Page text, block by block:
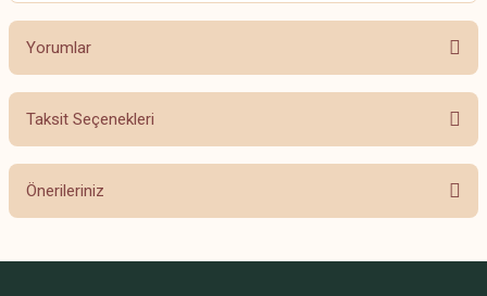
Yorumlar
Bu ürüne ilk yorumu siz yapın!
Taksit Seçenekleri
Önerileriniz